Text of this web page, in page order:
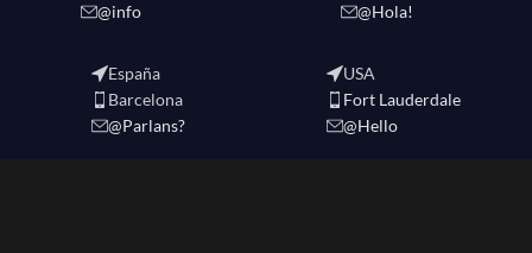
@info
@Hola!
España
Barcelona
@Parlans?
USA
Fort Lauderdale
@Hello